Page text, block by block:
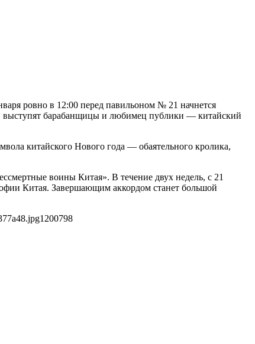
ровно в 12:00 перед павильоном № 21 начнется
выступят барабанщицы и любимец публики — китайский
китайского Нового года — обаятельного кролика,
воины Китая». В течение двух недель, с 21
Китая. Завершающим аккордом станет большой
1200798